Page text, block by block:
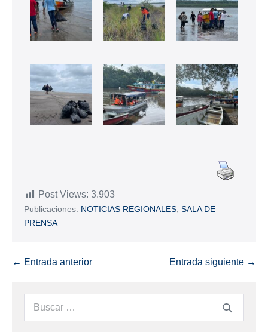
Post Views: 3.903
Publicaciones: NOTICIAS REGIONALES, SALA DE
PRENSA
← Entrada anterior Entrada siguiente →